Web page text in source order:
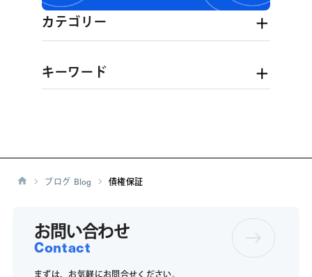
カテゴリー
キーワード
ブログ Blog 債権保証
お問い合わせ
Contact
まずは、お気軽にお問合せください。